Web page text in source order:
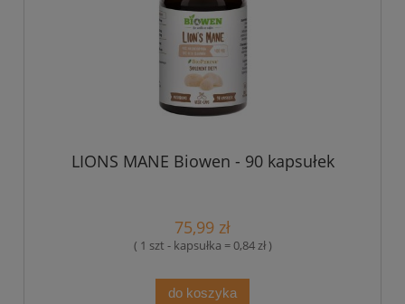
LIONS MANE Biowen - 90 kapsułek
75,99 zł
( 1 szt - kapsułka = 0,84 zł )
do koszyka